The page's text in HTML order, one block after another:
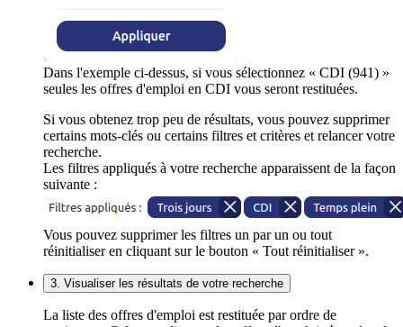
Dans l'exemple ci-dessus, si vous sélectionnez « CDI (941) »
seules les offres d'emploi en CDI vous seront restituées.
Si vous obtenez trop peu de résultats, vous pouvez supprimer
certains mots-clés ou certains filtres et critères et relancer votre
recherche.
Les filtres appliqués à votre recherche apparaissent de la façon
suivante :
Vous pouvez supprimer les filtres un par un ou tout
réinitialiser en cliquant sur le bouton « Tout réinitialiser ».
3. Visualiser les résultats de votre recherche
La liste des offres d'emploi est restituée par ordre de